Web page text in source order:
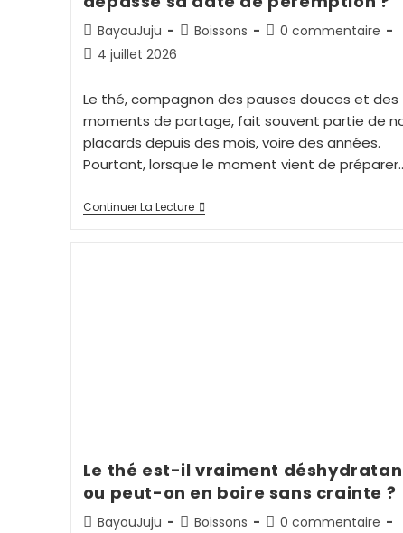
BayouJuju Boissons
0 commentaire
4 juillet 2026
Le thé, compagnon des pauses douces et des
moments de partage, fait souvent partie de
placards depuis des mois, voire des années.
Pourtant, lorsque le moment vient de
Continuer La Lecture
Le thé est-il vraiment
ou peut-on en boire sans crainte ?
BayouJuju Boissons
0 commentaire